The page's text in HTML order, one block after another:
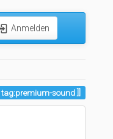
Anmelden
tag:premium-sound